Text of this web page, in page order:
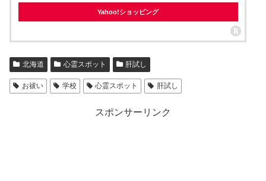
Yahoo!ショッピング
北海道 心霊スポット 肝試し
お祓い 学校 心霊スポット 肝試し
スポンサーリンク